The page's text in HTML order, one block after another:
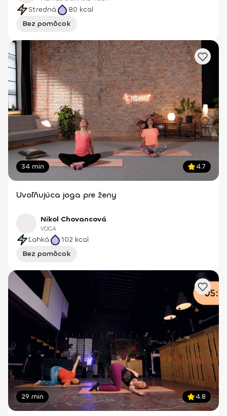
Stredná 80 kcal
Bez pomôcok
34 min 4.7
Uvoľňujúca joga pre ženy
Nikol Chovancová
YOGA
Ľahká 102 kcal
Bez pomôcok
29 min 4.8